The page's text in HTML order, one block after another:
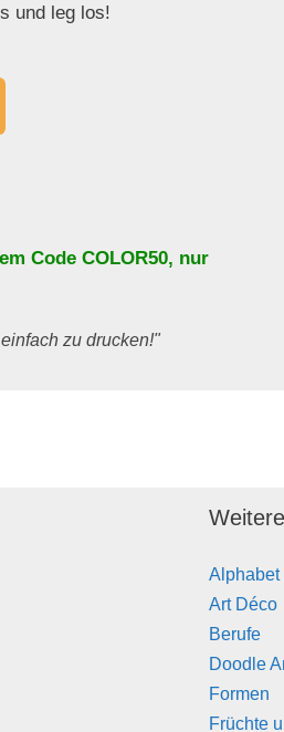
und leg los!
Code COLOR50, nur
zu drucken!"
Alphabet
Art Déco
Berufe
Doodle
Formen
Früchte